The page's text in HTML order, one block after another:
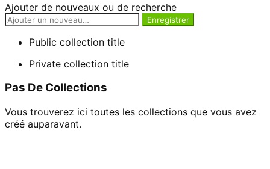
Ajouter de nouveaux ou de recherche
Public collection title
Private collection title
Pas De Collections
Vous trouverez ici toutes les collections que vous avez
créé auparavant.